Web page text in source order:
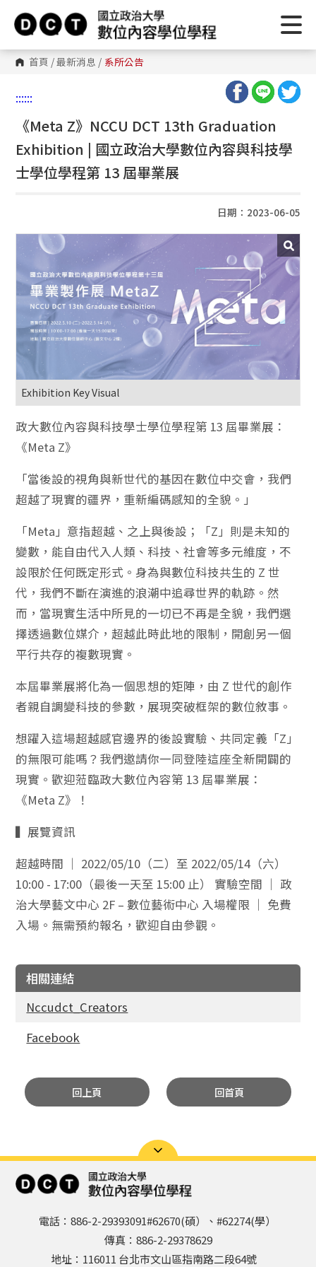
首頁 /最新消息 / 系所公告
::::::
《Meta Z》NCCU DCT 13th Graduation
Exhibition | 國立政治大學數位內容與科技學
士學位學程第 13 屆畢業展
日期：2023-06-05
Exhibition Key Visual
政大數位內容與科技學士學位學程第 13 屆畢業展：
《Meta Z》
「當後設的視角與新世代的基因在數位中交會，我們
超越了現實的疆界，重新編碼感知的全貌。」
「Meta」意指超越、之上與後設；「Z」則是未知的
變數，能自由代入人類、科技、社會等多元維度，不
設限於任何既定形式。身為與數位科技共生的 Z 世
代，我們不斷在演進的浪潮中追尋世界的軌跡。然
而，當現實生活中所見的一切已不再是全貌，我們選
擇透過數位媒介，超越此時此地的限制，開創另一個
平行共存的複數現實。
本屆畢業展將化為一個思想的矩陣，由 Z 世代的創作
者親自調變科技的參數，展現突破框架的數位敘事。
想躍入這場超越感官邊界的後設實驗、共同定義「Z」
的無限可能嗎？我們邀請你一同登陸這座全新開闢的
現實。歡迎蒞臨政大數位內容第 13 屆畢業展：
《Meta Z》！
▍展覽資訊
超越時間 ｜ 2022/05/10（二）至 2022/05/14（六）
10:00 - 17:00（最後一天至 15:00 止） 實驗空間 ｜ 政
治大學藝文中心 2F – 數位藝術中心 入場權限 ｜ 免費
入場。無需預約報名，歡迎自由參觀。
相關連結
Nccudct_Creators
Facebook
回上頁 回首頁
電話：886-2-29393091#62670(碩）、#62274(學）
傳真：886-2-29378629
地址：116011 台北市文山區指南路二段64號